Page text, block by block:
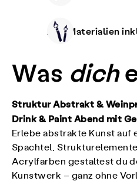
Alle Materialien
Was dich
Struktur Abstrakt &
Drink & Paint Abend mit
Erlebe abstrakte Kunst auf
Spachtel,
Acrylfarben gestaltest du
Kunstwerk – ganz ohne